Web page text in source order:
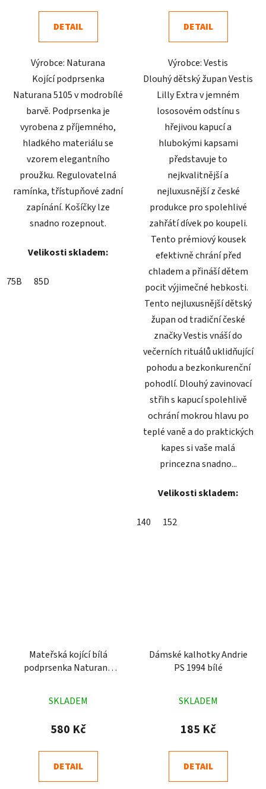
4,9
z
hvězdiček.
DETAIL
Výrobce: Naturana
Kojící podprsenka
Naturana 5105 v modrobílé
barvě. Podprsenka je
vyrobena z příjemného,
hladkého materiálu se
vzorem elegantního
proužku. Regulovatelná
ramínka, třístupňové zadní
zapínání. Košíčky lze
snadno rozepnout.
Velikosti skladem:
75B 85D
4,6
z
hvězdiček.
DETAIL
Výrobce: Vestis
Dlouhý dětský župan Vestis
Lilly Extra v jemném
lososovém odstínu s
hřejivou kapucí a
hlubokými kapsami
představuje to
nejkvalitnější a
nejluxusnější z české
produkce pro spolehlivé
zahřátí dívek po koupeli.
Tento prémiový kousek
efektivně chrání před
chladem a přináší dětem
pocit výjimečné hebkosti.
Tento nejluxusnější dětský
župan od tradiční české
značky Vestis vnáší do
večerních rituálů uklidňující
pohodu a bezkonkurenční
pohodlí. Dlouhý zavinovací
střih s kapucí spolehlivě
ochrání mokrou hlavu po
teplé vaně a do praktických
kapes si vaše malá
princezna snadno...
Velikosti skladem:
140 152
Mateřská kojící bílá
podprsenka Naturana
hodnocení
produktu
4,8
z
SKLADEM
580 Kč
DETAIL
Dámské kalhotky Andrie
PS 1994 bílé
hodnocení
produktu
4,6
z
SKLADEM
185 Kč
DETAIL